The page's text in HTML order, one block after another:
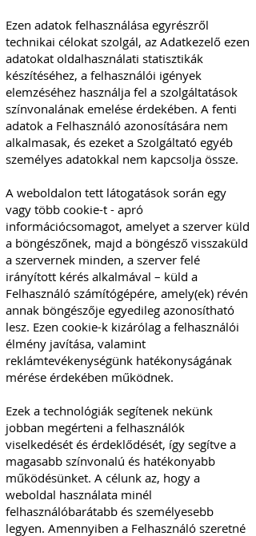
Ezen adatok felhasználása egyrészről
technikai célokat szolgál, az Adatkezelő ezen
adatokat oldalhasználati statisztikák
készítéséhez, a felhasználói igények
elemzéséhez használja fel a szolgáltatások
színvonalának emelése érdekében. A fenti
adatok a Felhasználó azonosítására nem
alkalmasak, és ezeket a Szolgáltató egyéb
személyes adatokkal nem kapcsolja össze.
A weboldalon tett látogatások során egy
vagy több cookie-t - apró
információcsomagot, amelyet a szerver küld
a böngészőnek, majd a böngésző visszaküld
a szervernek minden, a szerver felé
irányított kérés alkalmával – küld a
Felhasználó számítógépére, amely(ek) révén
annak böngészője egyedileg azonosítható
lesz. Ezen cookie-k kizárólag a felhasználói
élmény javítása, valamint
reklámtevékenységünk hatékonyságának
mérése érdekében működnek.
Ezek a technológiák segítenek nekünk
jobban megérteni a felhasználók
viselkedését és érdeklődését, így segítve a
magasabb színvonalú és hatékonyabb
működésünket. A célunk az, hogy a
weboldal használata minél
felhasználóbarátabb és személyesebb
legyen. Amennyiben a Felhasználó szeretné